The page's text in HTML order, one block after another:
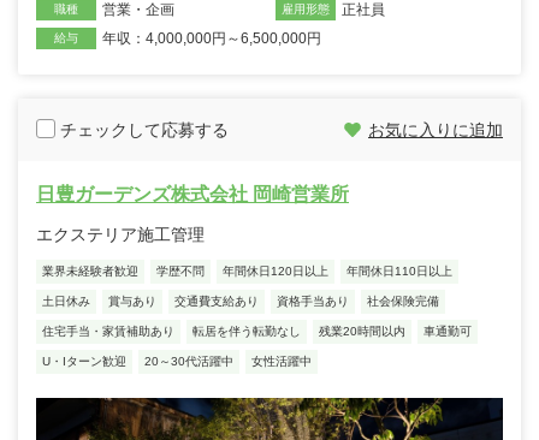
職種 営業・企画 雇用形態 正社員
給与 年収：4,000,000円～6,500,000円
チェックして応募する お気に入りに追加
日豊ガーデンズ株式会社 岡崎営業所
エクステリア施工管理
業界未経験者歓迎 学歴不問 年間休日120日以上 年間休日110日以上
土日休み 賞与あり 交通費支給あり 資格手当あり 社会保険完備
住宅手当・家賃補助あり 転居を伴う転勤なし 残業20時間以内 車通勤可
U・Iターン歓迎 20～30代活躍中 女性活躍中